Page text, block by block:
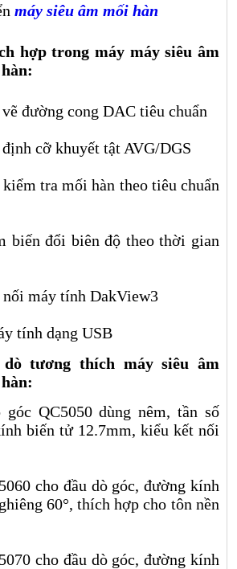
máy siêu âm mối hàn
hợp trong máy máy siêu âm
:
đường cong DAC tiêu chuẩn
cỡ khuyết tật AVG/DGS
tra mối hàn theo tiêu chuẩn
đổi biên độ theo thời gian
nối máy tính DakView3
tính dạng USB
tương thích máy siêu âm
QC5050 dùng nêm, tần số
biến tử 12.7mm, kiểu kết nối
cho đầu dò góc, đường kính
60°, thích hợp cho tôn nền
cho đầu dò góc, đường kính